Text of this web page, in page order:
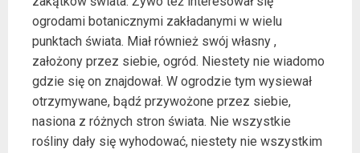
ogrodami botanicznymi zakładanymi w wielu
punktach świata. Miał również swój własny ,
założony przez siebie, ogród. Niestety nie wiadomo
gdzie się on znajdował. W ogrodzie tym wysiewał
otrzymywane, bądź przywożone przez siebie,
nasiona z różnych stron świata. Nie wszystkie
rośliny dały się wyhodować, niestety nie wszystkim